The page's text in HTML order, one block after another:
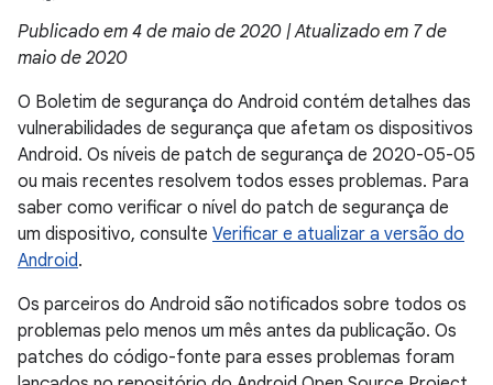
Publicado em 4 de maio de 2020 | Atualizado em 7 de
maio de 2020
O Boletim de segurança do Android contém detalhes das
vulnerabilidades de segurança que afetam os dispositivos
Android. Os níveis de patch de segurança de 2020-05-05
ou mais recentes resolvem todos esses problemas. Para
saber como verificar o nível do patch de segurança de
um dispositivo, consulte Verificar e atualizar a versão do
Android.
Os parceiros do Android são notificados sobre todos os
problemas pelo menos um mês antes da publicação. Os
patches do código-fonte para esses problemas foram